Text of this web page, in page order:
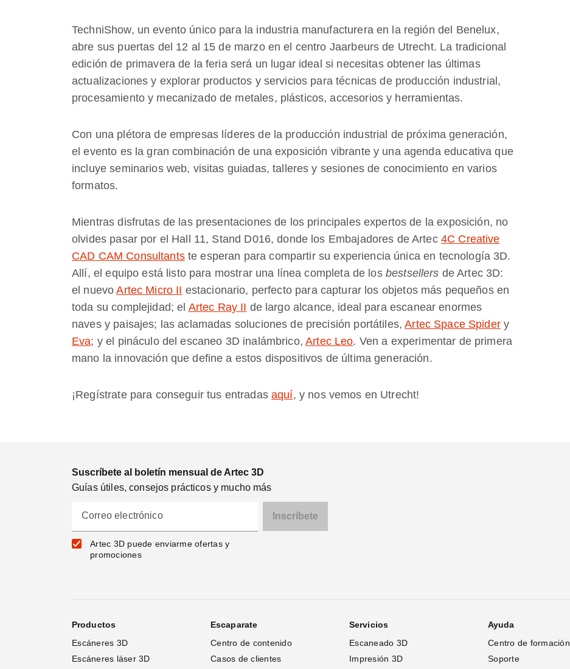
TechniShow, un evento único para la industria manufacturera en la región del Benelux,
abre sus puertas del 12 al 15 de marzo en el centro Jaarbeurs de Utrecht. La tradicional
edición de primavera de la feria será un lugar ideal si necesitas obtener las últimas
actualizaciones y explorar productos y servicios para técnicas de producción industrial,
procesamiento y mecanizado de metales, plásticos, accesorios y herramientas.
Con una plétora de empresas líderes de la producción industrial de próxima generación,
el evento es la gran combinación de una exposición vibrante y una agenda educativa que
incluye seminarios web, visitas guiadas, talleres y sesiones de conocimiento en varios
formatos.
Mientras disfrutas de las presentaciones de los principales expertos de la exposición, no
olvides pasar por el Hall 11, Stand D016, donde los Embajadores de Artec 4C Creative
CAD CAM Consultantste esperan para compartir su experiencia única en tecnología 3D.
Allí, el equipo está listo para mostrar una línea completa de los bestsellers de Artec 3D:
el nuevoArtec Micro II estacionario, perfecto para capturar los objetos más pequeños en
toda su complejidad; el Artec Ray II de largo alcance, ideal para escanear enormes
naves y paisajes; las aclamadas soluciones de precisión portátiles,Artec Space Spidery
Eva; y el pináculo del escaneo 3D inalámbrico,Artec Leo. Ven a experimentar de primera
mano la innovación que define a estos dispositivos de última generación.
¡Regístrate para conseguir tus entradas aquí, y nos vemos en Utrecht!
Suscríbete al boletín mensual de Artec 3D
Guías útiles, consejos prácticos y mucho más
Correo electrónico
Artec 3D puede enviarme ofertas y
promociones
Productos
Escáneres 3D
Escáneres láser 3D
Escaparate
Centro de contenido
Casos de clientes
Servicios
Escaneado 3D
Impresión 3D
Ayuda
Centro de formación
Soporte